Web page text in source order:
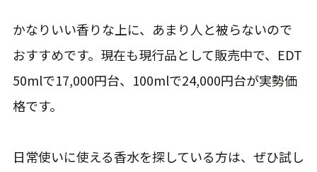
かなりいい香りな上に、あまり人と被らないので
おすすめです。現在も現行品として販売中で、EDT
50mlで17,000円台、100mlで24,000円台が実勢価
格です。
日常使いに使える香水を探している方は、ぜひ試し